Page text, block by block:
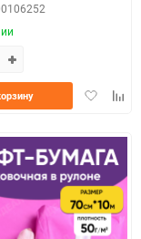
Добавить